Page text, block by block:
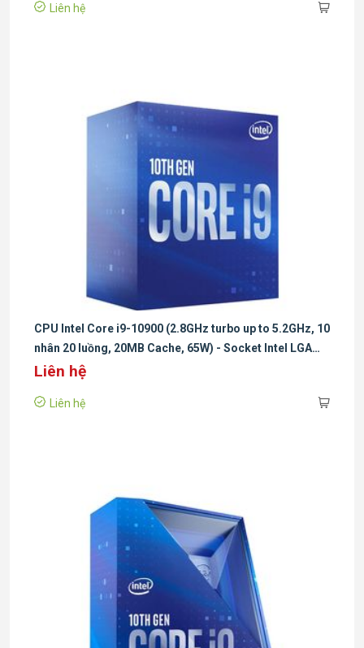
Liên hệ
CPU Intel Core i9-10900 (2.8GHz turbo up to 5.2GHz, 10
nhân 20 luồng, 20MB Cache, 65W) - Socket Intel LGA
1200
Liên hệ
Liên hệ